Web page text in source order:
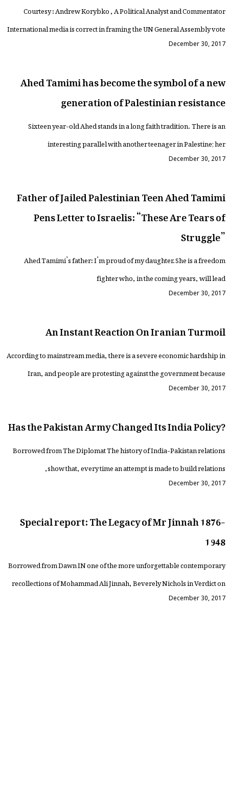
Courtesy : Andrew Korybko , A Political Analyst and Commentator
International media is correct in framing the UN General Assembly vote
December 30, 2017
Ahed Tamimi has become the symbol of a new
generation of Palestinian resistance
Sixteen year-old Ahed stands in a long faith tradition. There is an
interesting parallel with another teenager in Palestine; her
December 30, 2017
Father of Jailed Palestinian Teen Ahed Tamimi
Pens Letter to Israelis: “These Are Tears of
Struggle”
Ahed Tamimi’s father: I’m proud of my daughter. She is a freedom
fighter who, in the coming years, will lead
December 30, 2017
An Instant Reaction On Iranian Turmoil
According to mainstream media, there is a severe economic hardship in
Iran, and people are protesting against the government because
December 30, 2017
Has the Pakistan Army Changed Its India Policy?
Borrowed from The Diplomat The history of India-Pakistan relations
show that, every time an attempt is made to build relations,
December 30, 2017
Special report: The Legacy of Mr Jinnah 1876-
1948
Borrowed from Dawn IN one of the more unforgettable contemporary
recollections of Mohammad Ali Jinnah, Beverely Nichols in Verdict on
December 30, 2017